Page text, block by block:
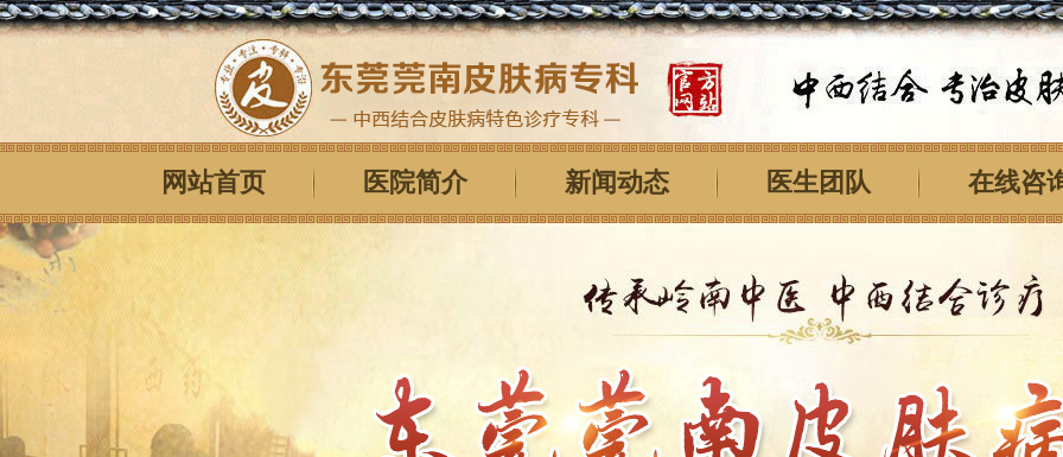
网站首页 医院简介 新闻动态 医生团队 在线咨